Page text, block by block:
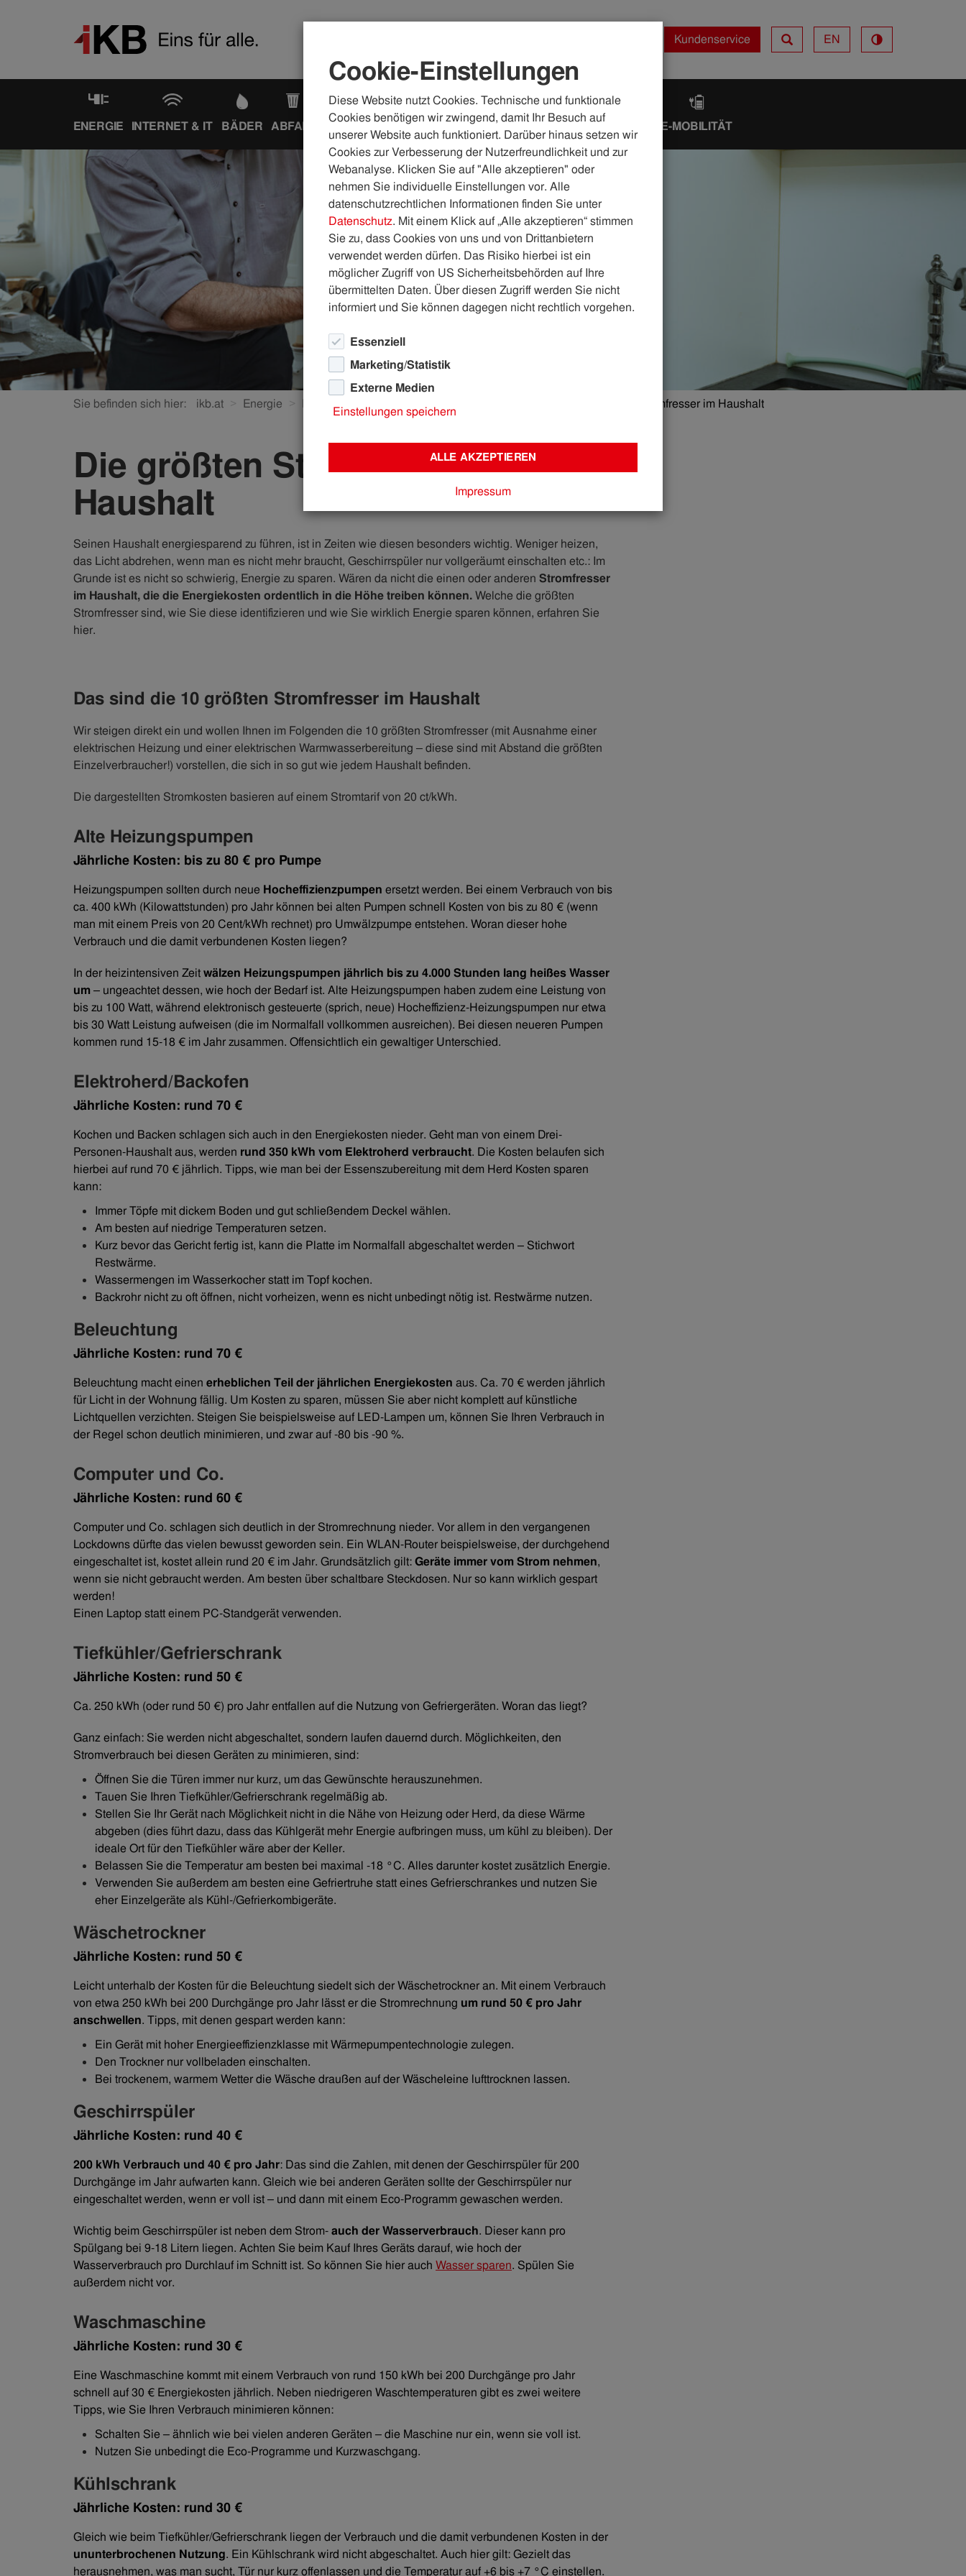
Kundenservice EN
ENERGIE INTERNET & IT BÄDER ABFALL WASSER & ABWASSER KÄLTE & WÄRME PHOTOVOLTAIK E-MOBILITÄT
Sie befinden sich hier: ikb.at Energie Energieberatung Aktuelle Energiespartipps Die 10 größten Stromfresser im Haushalt
Die größten Stromfresser im
Haushalt
Seinen Haushalt energiesparend zu führen, ist in Zeiten wie diesen besonders wichtig. Weniger heizen,
das Licht abdrehen, wenn man es nicht mehr braucht, Geschirrspüler nur vollgeräumt einschalten etc.: Im
Grunde ist es nicht so schwierig, Energie zu sparen. Wären da nicht die einen oder anderen Stromfresser
im Haushalt, die die Energiekosten ordentlich in die Höhe treiben können.Welche die größten
Stromfresser sind, wie Sie diese identifizieren und wie Sie wirklich Energie sparen können, erfahren Sie
hier.
Das sind die 10 größten Stromfresser im Haushalt
Wir steigen direkt ein und wollen Ihnen im Folgenden die 10 größten Stromfresser (mit Ausnahme einer
elektrischen Heizung und einer elektrischen Warmwasserbereitung – diese sind mit Abstand die größten
Einzelverbraucher!) vorstellen, die sich in so gut wie jedem Haushalt befinden.
Die dargestellten Stromkosten basieren auf einem Stromtarif von 20 ct/kWh.
Alte Heizungspumpen
Jährliche Kosten: bis zu 80 € pro Pumpe
Heizungspumpen sollten durch neue Hocheffizienzpumpen ersetzt werden. Bei einem Verbrauch von bis
ca. 400 kWh (Kilowattstunden) pro Jahr können bei alten Pumpen schnell Kosten von bis zu 80 € (wenn
man mit einem Preis von 20 Cent/kWh rechnet) pro Umwälzpumpe entstehen. Woran dieser hohe
Verbrauch und die damit verbundenen Kosten liegen?
In der heizintensiven Zeitwälzen Heizungspumpen jährlich bis zu 4.000 Stunden lang heißes Wasser
um– ungeachtet dessen, wie hoch der Bedarf ist. Alte Heizungspumpen haben zudem eine Leistung von
bis zu 100 Watt, während elektronisch gesteuerte (sprich, neue) Hocheffizienz-Heizungspumpen nur etwa
bis 30 Watt Leistung aufweisen (die im Normalfall vollkommen ausreichen). Bei diesen neueren Pumpen
kommen rund 15-18 € im Jahr zusammen. Offensichtlich ein gewaltiger Unterschied.
Elektroherd/Backofen
Jährliche Kosten: rund 70 €
Kochen und Backen schlagen sich auch in den Energiekosten nieder. Geht man von einem Drei-
Personen-Haushalt aus, werden rund 350 kWh vom Elektroherd verbraucht. Die Kosten belaufen sich
hierbei auf rund 70 € jährlich. Tipps, wie man bei der Essenszubereitung mit dem Herd Kosten sparen
kann:
Immer Töpfe mit dickem Boden und gut schließendem Deckel wählen.
Am besten auf niedrige Temperaturen setzen.
Kurz bevor das Gericht fertig ist, kann die Platte im Normalfall abgeschaltet werden – Stichwort
Restwärme.
Wassermengen im Wasserkocher statt im Topf kochen.
Backrohr nicht zu oft öffnen, nicht vorheizen, wenn es nicht unbedingt nötig ist. Restwärme nutzen.
Beleuchtung
Jährliche Kosten: rund 70 €
Beleuchtung macht einen erheblichen Teil der jährlichen Energiekosten aus. Ca. 70 € werden jährlich
für Licht in der Wohnung fällig. Um Kosten zu sparen, müssen Sie aber nicht komplett auf künstliche
Lichtquellen verzichten. Steigen Sie beispielsweise auf LED-Lampen um, können Sie Ihren Verbrauch in
der Regel schon deutlich minimieren, und zwar auf -80 bis -90 %.
Computer und Co.
Jährliche Kosten: rund 60 €
Computer und Co. schlagen sich deutlich in der Stromrechnung nieder. Vor allem in den vergangenen
Lockdowns dürfte das vielen bewusst geworden sein. Ein WLAN-Router beispielsweise, der durchgehend
eingeschaltet ist, kostet allein rund 20 € im Jahr. Grundsätzlich gilt:Geräte immer vom Strom nehmen,
wenn sie nicht gebraucht werden. Am besten über schaltbare Steckdosen. Nur so kann wirklich gespart
werden!
Einen Laptop statt einem PC-Standgerät verwenden.
Tiefkühler/Gefrierschrank
Jährliche Kosten: rund 50 €
Ca. 250 kWh (oder rund 50 €) pro Jahr entfallen auf die Nutzung von Gefriergeräten. Woran das liegt?
Ganz einfach: Sie werden nicht abgeschaltet, sondern laufen dauernd durch. Möglichkeiten, den
Stromverbrauch bei diesen Geräten zu minimieren, sind:
Öffnen Sie die Türen immer nur kurz, um das Gewünschte herauszunehmen.
Tauen Sie Ihren Tiefkühler/Gefrierschrank regelmäßig ab.
Stellen Sie Ihr Gerät nach Möglichkeit nicht in die Nähe von Heizung oder Herd, da diese Wärme
abgeben (dies führt dazu, dass das Kühlgerät mehr Energie aufbringen muss, um kühl zu bleiben). Der
ideale Ort für den Tiefkühler wäre aber der Keller.
Belassen Sie die Temperatur am besten bei maximal -18 °C. Alles darunter kostet zusätzlich Energie.
Verwenden Sie außerdem am besten eine Gefriertruhe statt eines Gefrierschrankes und nutzen Sie
eher Einzelgeräte als Kühl-/Gefrierkombigeräte.
Wäschetrockner
Jährliche Kosten: rund 50 €
Leicht unterhalb der Kosten für die Beleuchtung siedelt sich der Wäschetrockner an. Mit einem Verbrauch
von etwa 250 kWh bei 200 Durchgänge pro Jahr lässt er die Stromrechnung um rund 50 € pro Jahr
anschwellen. Tipps, mit denen gespart werden kann:
Ein Gerät mit hoher Energieeffizienzklasse mit Wärmepumpentechnologie zulegen.
Den Trockner nur vollbeladen einschalten.
Bei trockenem, warmem Wetter die Wäsche draußen auf der Wäscheleine lufttrocknen lassen.
Geschirrspüler
Jährliche Kosten: rund 40 €
200 kWh Verbrauch und 40 € pro Jahr: Das sind die Zahlen, mit denen der Geschirrspüler für 200
Durchgänge im Jahr aufwarten kann. Gleich wie bei anderen Geräten sollte der Geschirrspüler nur
eingeschaltet werden, wenn er voll ist – und dann mit einem Eco-Programm gewaschen werden.
Wichtig beim Geschirrspüler ist neben dem Strom-auch der Wasserverbrauch. Dieser kann pro
Spülgang bei 9-18 Litern liegen. Achten Sie beim Kauf Ihres Geräts darauf, wie hoch der
Wasserverbrauch pro Durchlauf im Schnitt ist. So können Sie hier auch Wasser sparen. Spülen Sie
außerdem nicht vor.
Waschmaschine
Jährliche Kosten: rund 30 €
Eine Waschmaschine kommt mit einem Verbrauch von rund 150 kWh bei 200 Durchgänge pro Jahr
schnell auf 30 € Energiekosten jährlich. Neben niedrigeren Waschtemperaturen gibt es zwei weitere
Tipps, wie Sie Ihren Verbrauch minimieren können:
Schalten Sie – ähnlich wie bei vielen anderen Geräten – die Maschine nur ein, wenn sie voll ist.
Nutzen Sie unbedingt die Eco-Programme und Kurzwaschgang.
Kühlschrank
Jährliche Kosten: rund 30 €
Gleich wie beim Tiefkühler/Gefrierschrank liegen der Verbrauch und die damit verbundenen Kosten in der
ununterbrochenen Nutzung. Ein Kühlschrank wird nicht abgeschaltet. Auch hier gilt: Gezielt das
herausnehmen, was man sucht, Tür nur kurz offenlassen und die Temperatur auf +6 bis +7 °C einstellen.
Cookie-Einstellungen
Diese Website nutzt Cookies. Technische und funktionale
Cookies benötigen wir zwingend, damit Ihr Besuch auf
unserer Website auch funktioniert. Darüber hinaus setzen wir
Cookies zur Verbesserung der Nutzerfreundlichkeit und zur
Webanalyse. Klicken Sie auf "Alle akzeptieren" oder
nehmen Sie individuelle Einstellungen vor. Alle
datenschutzrechtlichen Informationen finden Sie unter
Datenschutz. Mit einem Klick auf „Alle akzeptieren“ stimmen
Sie zu, dass Cookies von uns und von Drittanbietern
verwendet werden dürfen. Das Risiko hierbei ist ein
möglicher Zugriff von US Sicherheitsbehörden auf Ihre
übermittelten Daten. Über diesen Zugriff werden Sie nicht
informiert und Sie können dagegen nicht rechtlich vorgehen.
Essenziell
Marketing/Statistik
Externe Medien
Einstellungen speichern
ALLE AKZEPTIEREN
Impressum